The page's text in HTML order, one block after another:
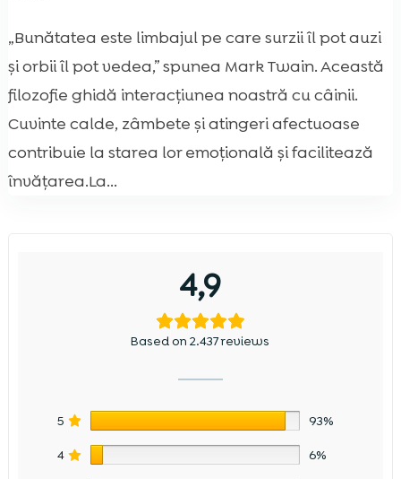
„Bunătatea este limbajul pe care surzii îl pot auzi
și orbii îl pot vedea,” spunea Mark Twain. Această
filozofie ghidă interacțiunea noastră cu câinii.
Cuvinte calde, zâmbete și atingeri afectuoase
contribuie la starea lor emoțională și facilitează
învățarea.La...
4,9
Based on 2.437 reviews
5 93%
4 6%